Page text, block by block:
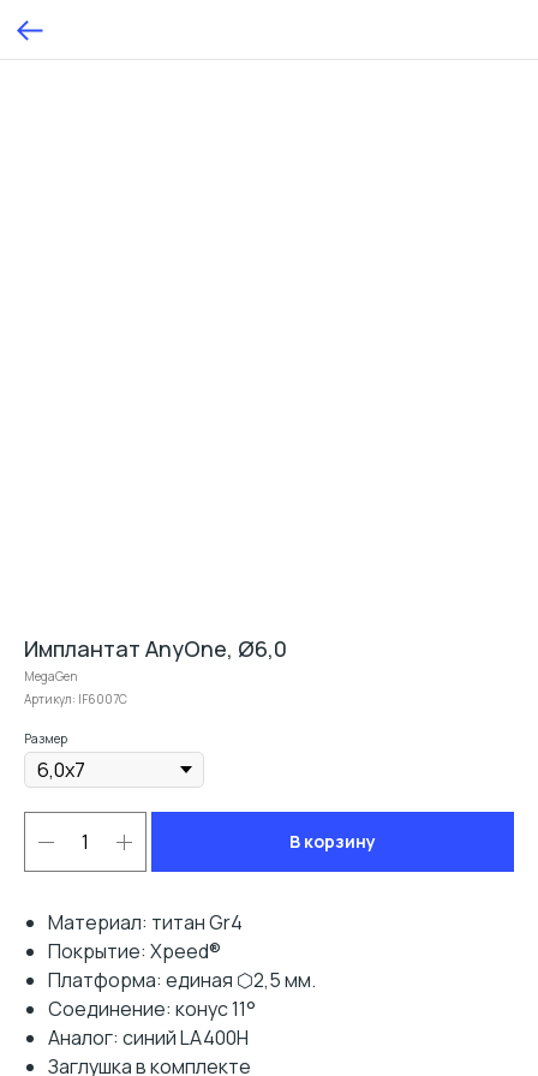
Имплантат AnyOne, Ø6,0
MegaGen
Артикул: IF6007C
Размер
В корзину
Материал: титан Gr4
Покрытие: Xpeed®
Платформа: единая ⬡2,5 мм.
Соединение: конус 11°
Аналог: синий LA400H
Заглушка в комплекте